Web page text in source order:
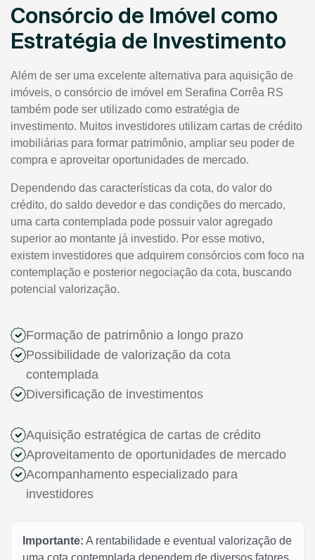
Consórcio de Imóvel como
Estratégia de Investimento
Além de ser uma excelente alternativa para aquisição de
imóveis, o consórcio de imóvel em Serafina Corrêa RS
também pode ser utilizado como estratégia de
investimento. Muitos investidores utilizam cartas de crédito
imobiliárias para formar patrimônio, ampliar seu poder de
compra e aproveitar oportunidades de mercado.
Dependendo das características da cota, do valor do
crédito, do saldo devedor e das condições do mercado,
uma carta contemplada pode possuir valor agregado
superior ao montante já investido. Por esse motivo,
existem investidores que adquirem consórcios com foco na
contemplação e posterior negociação da cota, buscando
potencial valorização.
Formação de patrimônio a longo prazo
Possibilidade de valorização da cota
contemplada
Diversificação de investimentos
Aquisição estratégica de cartas de crédito
Aproveitamento de oportunidades de mercado
Acompanhamento especializado para
investidores
Importante: A rentabilidade e eventual valorização de
uma cota contemplada dependem de diversos fatores,